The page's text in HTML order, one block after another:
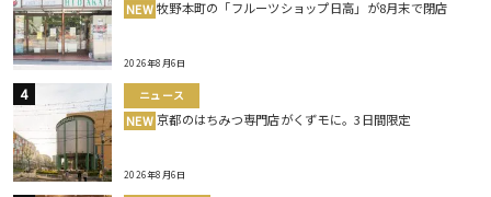
NEW 牧野本町の「フルーツショップ日高」が8月末で閉店
2026年8月6日
ニュース
NEW 京都のはちみつ専門店がくずモに。3日間限定
2026年8月6日